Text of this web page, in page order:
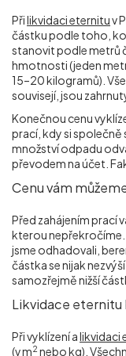
Přilikvidaci eternituv
částku podle toho,
stanovit podle metrů
hmotnosti (jeden
15–20 kilogramů).
souvisejí, jsou
Konečnou cenu
prací, kdy si
množství odpadu
převodem na účet.
Cenu vám
Před zahájením prací
kterou nepřekročíme.
jsme odhadovali,
částka se nijak
samozřejmě nižší
Likvidace eternitu
Při vyklízení alikvidaci
(v m2 nebo kg).